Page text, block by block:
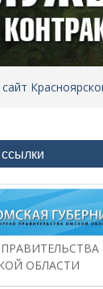
ОБЛАСТИ